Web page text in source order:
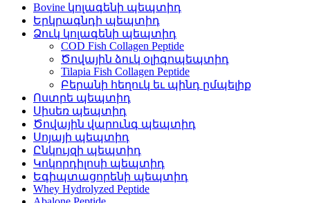
Bovine կոլագենի պեպտիդ
Երկրագնդի պեպտիդ
Ձուկ կոլագենի պեպտիդ
COD Fish Collagen Peptide
Ծովային ձուկ օլիգոպեպտիդ
Tilapia Fish Collagen Peptide
Բերանի հեղուկ եւ պինդ ըմպելիք
Ոստրե պեպտիդ
Սիսեռ պեպտիդ
Ծովային վարունգ պեպտիդ
Սոյայի պեպտիդ
Ընկույզի պեպտիդ
Կոկորդիլոսի պեպտիդ
Եգիպտացորենի պեպտիդ
Whey Hydrolyzed Peptide